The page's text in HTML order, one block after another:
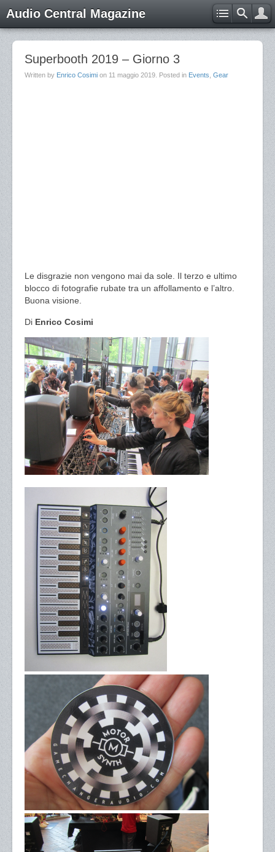
Audio Central Magazine
Superbooth 2019 – Giorno 3
Written by Enrico Cosimi on 11 maggio 2019 . Posted in Events Gear
Le disgrazie non vengono mai da sole. Il terzo e ultimo
blocco di fotografie rubate tra un affollamento e l’altro.
Buona visione.
Di Enrico Cosimi